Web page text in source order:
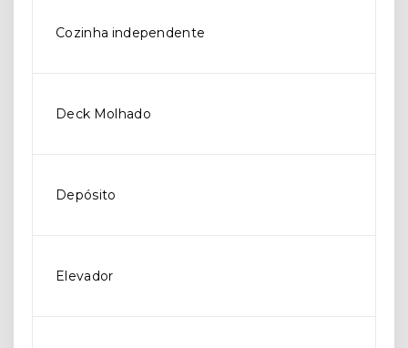
Cozinha independente
Deck Molhado
Depósito
Elevador